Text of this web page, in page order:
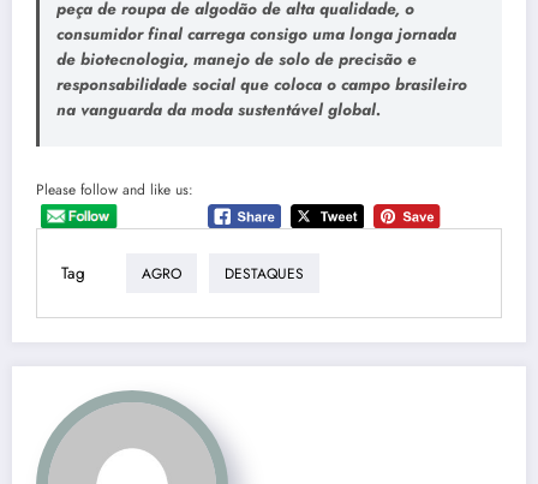
peça de roupa de algodão de alta qualidade, o
consumidor final carrega consigo uma longa jornada
de biotecnologia, manejo de solo de precisão e
responsabilidade social que coloca o campo brasileiro
na vanguarda da moda sustentável global.
Please follow and like us:
Tag AGRO DESTAQUES